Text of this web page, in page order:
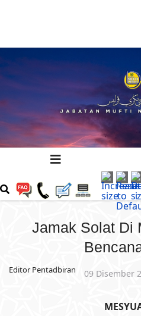
Jamak Solat Di
Editor Pentadbiran 09 Disember